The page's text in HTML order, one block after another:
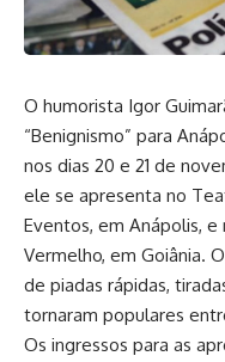
O humorista Igor
“Benignismo” para
nos dias 20 e 21 de
ele se apresenta no
Eventos, em Anápolis,
Vermelho, em Goiânia.
de piadas rápidas,
tornaram populares
Os ingressos para as